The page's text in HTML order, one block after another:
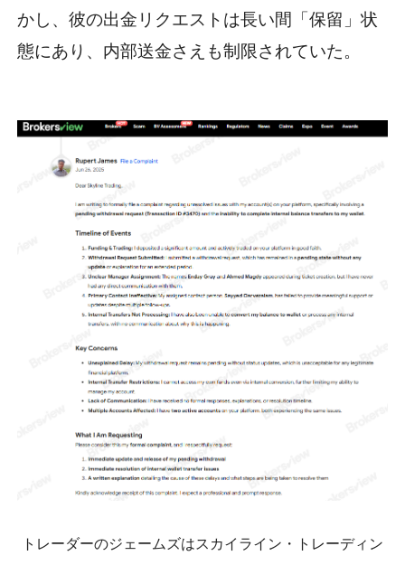
かし、彼の出金リクエストは長い間「保留」状
態にあり、内部送金さえも制限されていた。
トレーダーのジェームズはスカイライン・トレーディン